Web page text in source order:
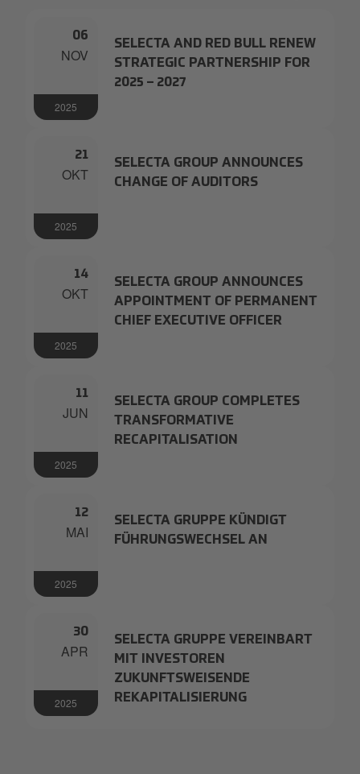
06
NOV
2025
SELECTA AND RED BULL RENEW
STRATEGIC PARTNERSHIP FOR
2025 – 2027
21
OKT
2025
SELECTA GROUP ANNOUNCES
CHANGE OF AUDITORS
14
OKT
2025
SELECTA GROUP ANNOUNCES
APPOINTMENT OF PERMANENT
CHIEF EXECUTIVE OFFICER
11
JUN
2025
SELECTA GROUP COMPLETES
TRANSFORMATIVE
RECAPITALISATION
12
MAI
2025
SELECTA GRUPPE KÜNDIGT
FÜHRUNGSWECHSEL AN
30
APR
2025
SELECTA GRUPPE VEREINBART
MIT INVESTOREN
ZUKUNFTSWEISENDE
REKAPITALISIERUNG